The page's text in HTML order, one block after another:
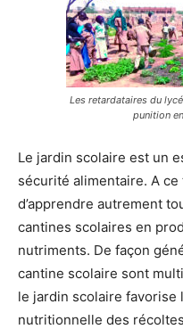
Les retardataires du
punition
Le jardin scolaire est un
sécurité alimentaire. A
d’apprendre autrement
cantines scolaires en
nutriments. De façon
cantine scolaire sont
le jardin scolaire favorise
nutritionnelle des